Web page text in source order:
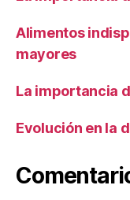
Alimentos
mayores
La importancia
Evolución en la